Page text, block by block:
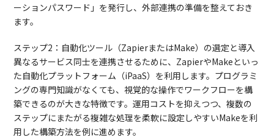
ーションパスワード」を発行し、外部連携の準備を整えておき
ます。
ステップ2：自動化ツール（ZapierまたはMake）の選定と導入
異なるサービス同士を連携させるために、ZapierやMakeといっ
た自動化プラットフォーム（iPaaS）を利用します。プログラミ
ングの専門知識がなくても、視覚的な操作でワークフローを構
築できるのが大きな特徴です。運用コストを抑えつつ、複数の
ステップにまたがる複雑な処理を柔軟に設定しやすいMakeを利
用した構築方法を例に進めます。